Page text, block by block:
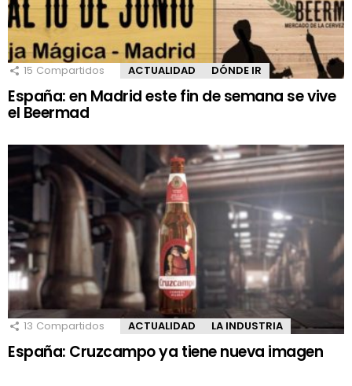
15 Compartidos ACTUALIDAD DÓNDE IR
España: en Madrid este fin de semana se vive
el Beermad
13 Compartidos ACTUALIDAD LA INDUSTRIA
España: Cruzcampo ya tiene nueva imagen